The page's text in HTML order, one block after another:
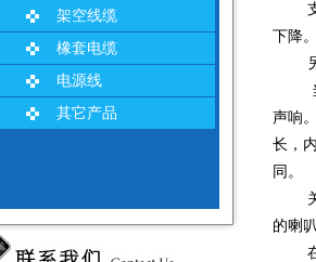
架空线缆
橡套电缆
电源线
其它产品
支撑
下降。
另一
当朋
声响
长，
同。
关于
的喇
在玩